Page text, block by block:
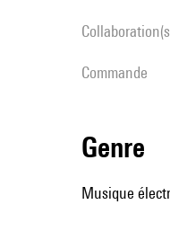
Commande
genre
Musique